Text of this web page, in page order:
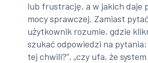
lub frustrację, a w jakich daje
mocy sprawczej. Zamiast
użytkownik rozumie, gdzie
szukać odpowiedzi na pytania:
tej chwili?”, „czy ufa, że system